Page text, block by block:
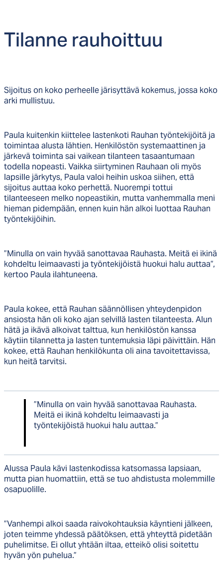
Ti­lan­ne rau­hoit­tuu
Sijoitus on koko perheelle järisyttävä kokemus, jossa koko
arki mullistuu.
Paula kuitenkin kiittelee lastenkoti Rauhan työntekijöitä ja
toimintaa alusta lähtien. Henkilöstön systemaattinen ja
järkevä toiminta sai vaikean tilanteen tasaantumaan
todella nopeasti. Vaikka siirtyminen Rauhaan oli myös
lapsille järkytys, Paula valoi heihin uskoa siihen, että
sijoitus auttaa koko perhettä. Nuorempi tottui
tilanteeseen melko nopeastikin, mutta vanhemmalla meni
hieman pidempään, ennen kuin hän alkoi luottaa Rauhan
työntekijöihin.
”Minulla on vain hyvää sanottavaa Rauhasta. Meitä ei ikinä
kohdeltu leimaavasti ja työntekijöistä huokui halu auttaa”,
kertoo Paula ilahtuneena.
Paula kokee, että Rauhan säännöllisen yhteydenpidon
ansiosta hän oli koko ajan selvillä lasten tilanteesta. Alun
hätä ja ikävä alkoivat talttua, kun henkilöstön kanssa
käytiin tilannetta ja lasten tuntemuksia läpi päivittäin. Hän
kokee, että Rauhan henkilökunta oli aina tavoitettavissa,
kun heitä tarvitsi.
”Minulla on vain hyvää sanottavaa Rauhasta.
Meitä ei ikinä kohdeltu leimaavasti ja
työntekijöistä huokui halu auttaa.”
Alussa Paula kävi lastenkodissa katsomassa lapsiaan,
mutta pian huomattiin, että se tuo ahdistusta molemmille
osapuolille.
”Vanhempi alkoi saada raivokohtauksia käyntieni jälkeen,
joten teimme yhdessä päätöksen, että yhteyttä pidetään
puhelimitse. Ei ollut yhtään iltaa, etteikö olisi soitettu
hyvän yön puhelua.”